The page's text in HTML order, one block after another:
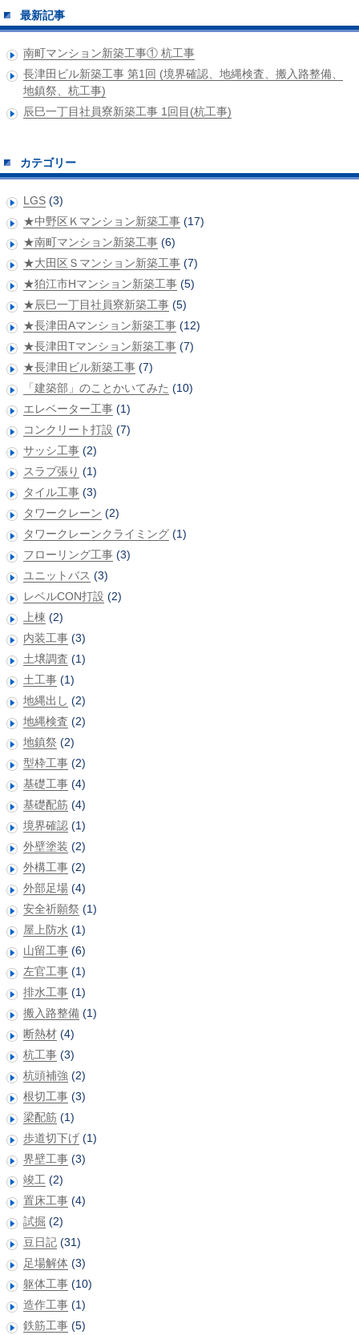
最新記事
南町マンション新築工事① 杭工事
長津田ビル新築工事 第1回 (境界確認、地縄検査、搬入路整備、
地鎮祭、杭工事)
辰巳一丁目社員寮新築工事 1回目(杭工事)
カテゴリー
LGS (3)
★中野区Ｋマンション新築工事 (17)
★南町マンション新築工事 (6)
★大田区Ｓマンション新築工事 (7)
★狛江市Hマンション新築工事 (5)
★辰巳一丁目社員寮新築工事 (5)
★長津田Aマンション新築工事 (12)
★長津田Tマンション新築工事 (7)
★長津田ビル新築工事 (7)
「建築部」のことかいてみた (10)
エレベーター工事 (1)
コンクリート打設 (7)
サッシ工事 (2)
スラブ張り (1)
タイル工事 (3)
タワークレーン (2)
タワークレーンクライミング (1)
フローリング工事 (3)
ユニットバス (3)
レベルCON打設 (2)
上棟 (2)
内装工事 (3)
土壌調査 (1)
土工事 (1)
地縄出し (2)
地縄検査 (2)
地鎮祭 (2)
型枠工事 (2)
基礎工事 (4)
基礎配筋 (4)
境界確認 (1)
外壁塗装 (2)
外構工事 (2)
外部足場 (4)
安全祈願祭 (1)
屋上防水 (1)
山留工事 (6)
左官工事 (1)
排水工事 (1)
搬入路整備 (1)
断熱材 (4)
杭工事 (3)
杭頭補強 (2)
根切工事 (3)
梁配筋 (1)
歩道切下げ (1)
界壁工事 (3)
竣工 (2)
置床工事 (4)
試掘 (2)
豆日記 (31)
足場解体 (3)
躯体工事 (10)
造作工事 (1)
鉄筋工事 (5)